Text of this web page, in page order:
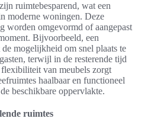
ruimtebesparend, wat een
moderne woningen. Deze
worden omgevormd of aangepast
Bijvoorbeeld, een
mogelijkheid om snel plaats te
terwijl in de resterende tijd
van meubels zorgt
haalbaar en functioneel
beschikbare oppervlakte.
ruimtes